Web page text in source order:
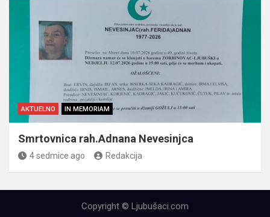
AKTUELNO IN MEMORIAM
Smrtovnica rah.Adnana Nevesinjca
4 sedmice ago Redakcija
Copyright © Ljubušaci.com